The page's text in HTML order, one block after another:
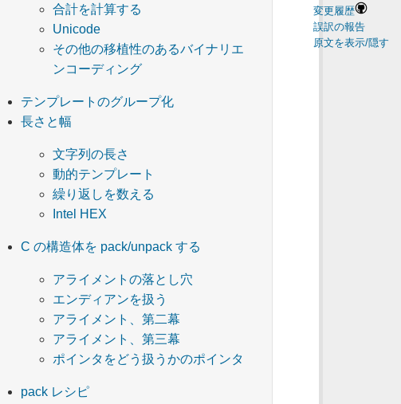
変更履歴
誤訳の報告
原文を表示/隠す
合計を計算する
Unicode
その他の移植性のあるバイナリエ
ンコーディング
テンプレートのグループ化
長さと幅
文字列の長さ
動的テンプレート
繰り返しを数える
Intel HEX
C の構造体を pack/unpack する
アライメントの落とし穴
エンディアンを扱う
アライメント、第二幕
アライメント、第三幕
ポインタをどう扱うかのポインタ
pack レシピ